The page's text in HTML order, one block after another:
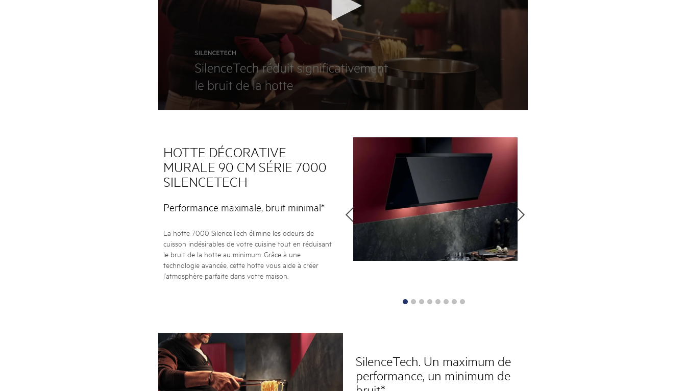
HOTTE DÉCORATIVE
MURALE 90 CM SÉRIE 7000
SILENCETECH
Performance maximale, bruit minimal*
La hotte 7000 SilenceTech élimine les odeurs de
cuisson indésirables de votre cuisine tout en réduisant
le bruit de la hotte au minimum. Grâce à une
technologie avancée, cette hotte vous aide à créer
l’atmosphère parfaite dans votre maison.
SilenceTech. Un maximum de
performance, un minimum de